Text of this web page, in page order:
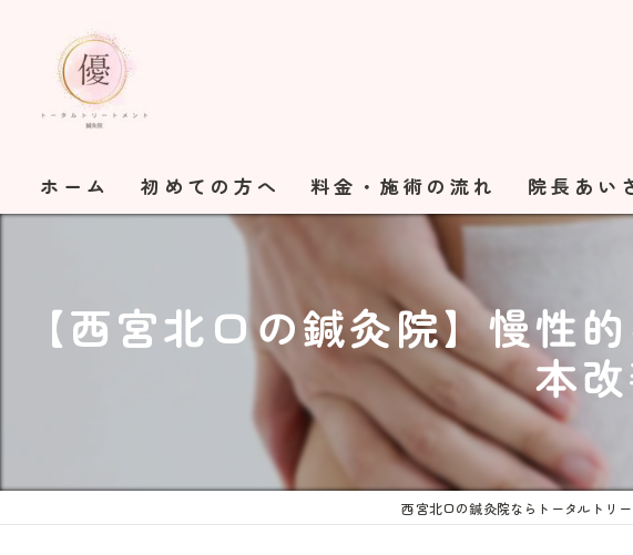
ホーム 初めての方へ 料金・施術の流れ 院長あい
【西宮北口の鍼灸院】慢性
本
西宮北口の鍼灸院ならトータルトリ